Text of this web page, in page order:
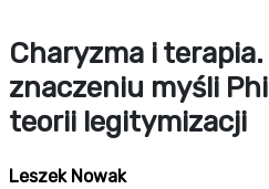
Charyzma i
znaczeniu myśli
teorii legitymizacji
Leszek Nowak